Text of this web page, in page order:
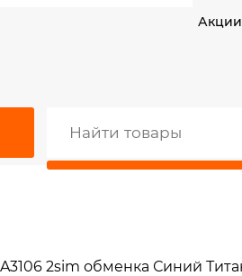
Акции
2sim обменка Синий